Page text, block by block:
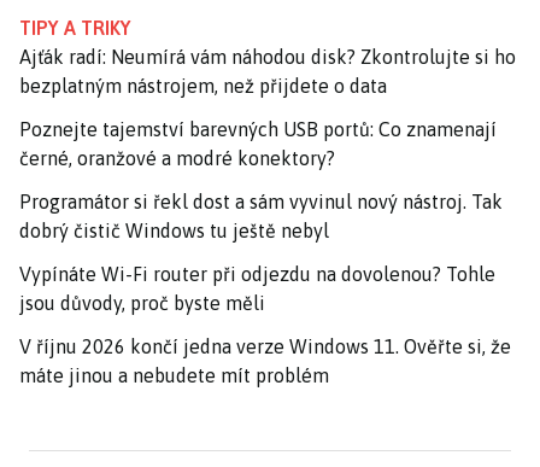
TIPY A TRIKY
Ajťák radí: Neumírá vám náhodou disk? Zkontrolujte si ho
bezplatným nástrojem, než přijdete o data
Poznejte tajemství barevných USB portů: Co znamenají
černé, oranžové a modré konektory?
Programátor si řekl dost a sám vyvinul nový nástroj. Tak
dobrý čistič Windows tu ještě nebyl
Vypínáte Wi-Fi router při odjezdu na dovolenou? Tohle
jsou důvody, proč byste měli
V říjnu 2026 končí jedna verze Windows 11. Ověřte si, že
máte jinou a nebudete mít problém